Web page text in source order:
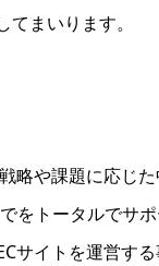
まいります。
略や課題に応じ
トータルでサポ
サイトを運営す